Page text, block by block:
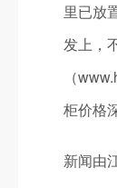
里已放
发上，
（
柜价格
新闻由